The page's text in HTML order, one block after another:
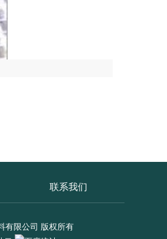
联系我们
有限公司 版权所有